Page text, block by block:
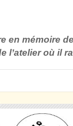
en mémoire
l’atelier où il